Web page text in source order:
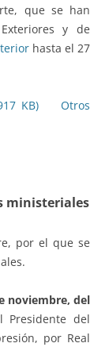
que se han
y de
hasta el 27
KB)
Otros
ministeriales
por el que se
noviembre, del
Presidente del
por Real